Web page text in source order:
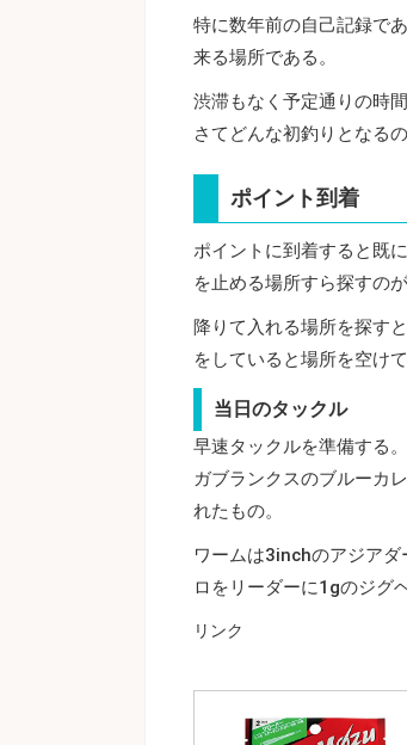
特に数年前の自己記録で
来る場所である。
渋滞もなく予定通りの時
さてどんな初釣りとなるの
ポイント到着
ポイントに到着すると既
を止める場所すら探すの
降りて入れる場所を探す
をしていると場所を空け
当日のタックル
早速タックルを準備する
ガブランクスのブルーカ
れたもの。
ワームは3inchのアジア
ロをリーダーに1gのジグ
リンク